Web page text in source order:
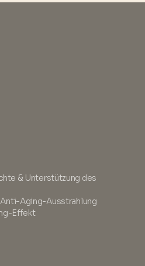
& Unterstützung des
Aging-Ausstrahlung
Effekt